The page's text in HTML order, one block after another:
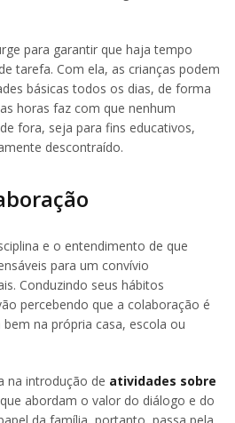
para garantir que haja tempo
tarefa. Com ela, as crianças podem
básicas todos os dias, de forma
horas faz com que nenhum
fora, seja para fins educativos,
descontraído.
e o entendimento de que
para um convívio
Conduzindo seus hábitos
percebendo que a colaboração é
na própria casa, escola ou
na introdução de atividades sobre
abordam o valor do diálogo e do